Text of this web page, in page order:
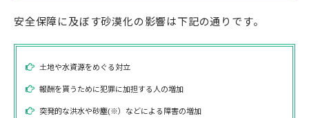
安全保障に及ぼす砂漠化の影響は下記の通りです。
土地や水資源をめぐる対立
報酬を貰うために犯罪に加担する人の増加
突発的な洪水や砂塵(※）などによる障害の増加